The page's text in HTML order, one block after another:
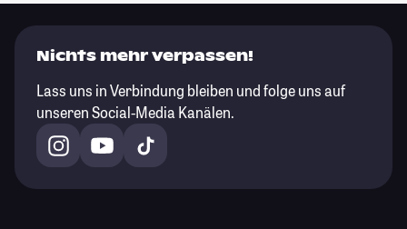
Nichts mehr verpassen!
Lass uns in Verbindung bleiben und folge uns auf
unseren Social-Media Kanälen.